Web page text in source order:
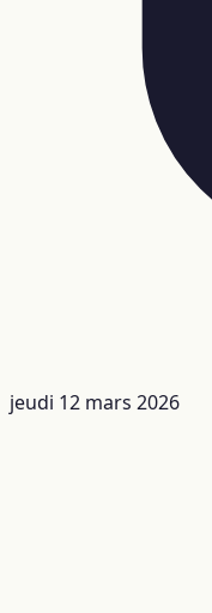
jeudi 12 mars 2026